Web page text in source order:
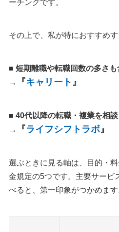
ーチングです。
その上で、私が特におすすめ
■ 短期離職や転職回数の多さ
→
『キャリート 』
■ 40代以降の転職・複業を相
→
『ライフシフトラボ 』
選ぶときに見る軸は、目的・
金規定の5つです。主要サービ
べると、第一印象がつかめます